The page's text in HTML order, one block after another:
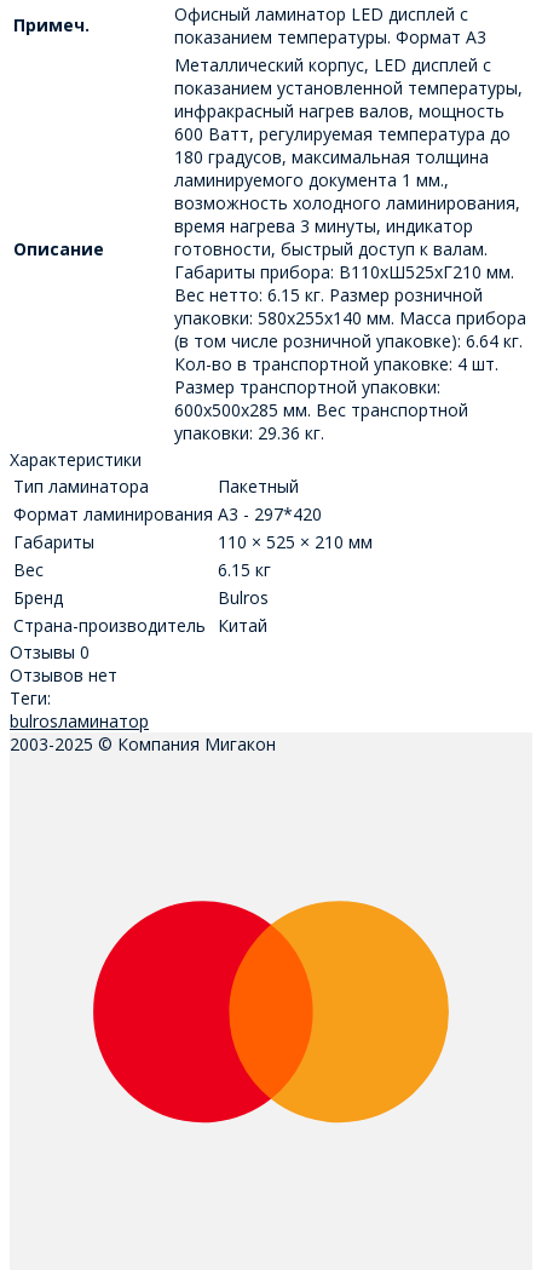
Примеч.
Офисный ламинатор LED дисплей с
показанием температуры. Формат А3
Описание
Металлический корпус, LED дисплей с
показанием установленной температуры,
инфракрасный нагрев валов, мощность
600 Ватт, регулируемая температура до
180 градусов, максимальная толщина
ламинируемого документа 1 мм.,
возможность холодного ламинирования,
время нагрева 3 минуты, индикатор
готовности, быстрый доступ к валам.
Габариты прибора: В110xШ525хГ210 мм.
Вес нетто: 6.15 кг. Размер розничной
упаковки: 580х255х140 мм. Масса прибора
(в том числе розничной упаковке): 6.64 кг.
Кол-во в транспортной упаковке: 4 шт.
Размер транспортной упаковки:
600х500х285 мм. Вес транспортной
упаковки: 29.36 кг.
Характеристики
Тип ламинатора
Пакетный
Формат ламинирования А3 - 297*420
Габариты
110 × 525 × 210 мм
Вес
6.15 кг
Бренд
Bulros
Страна-производитель
Китай
Отзывы 0
Отзывов нет
Теги:
bulrosламинатор
2003-2025 © Компания Мигакон